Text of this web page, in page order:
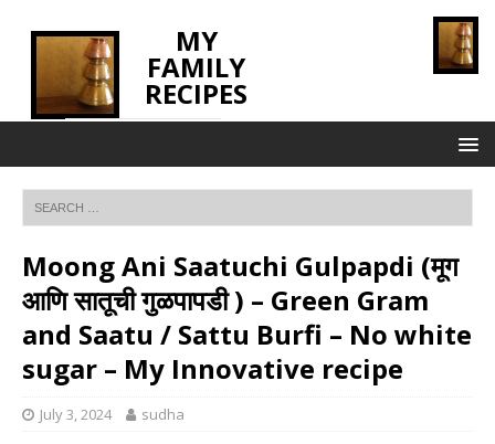
MY
FAMILY
RECIPES
Moong Ani Saatuchi Gulpapdi (मूग
आणि सातूची गुळपापडी ) – Green Gram
and Saatu / Sattu Burfi – No white
sugar – My Innovative recipe
July 3, 2024 sudha